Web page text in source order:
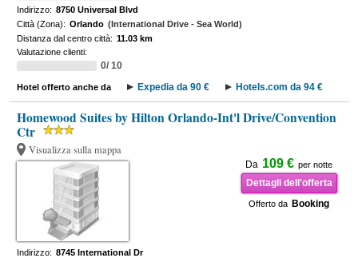
Indirizzo: 8750 Universal Blvd
Città (Zona): Orlando (International Drive - Sea World)
Distanza dal centro città: 11.03 km
Valutazione clienti:
0/ 10
Hotel offerto anche da Expedia da 90 € Hotels.com da 94 €
Homewood Suites by Hilton Orlando-Int'l Drive/Convention
Ctr
Visualizza sulla mappa
Da 109 € per notte
Dettagli dell'offerta
Offerto da Booking
Indirizzo: 8745 International Dr